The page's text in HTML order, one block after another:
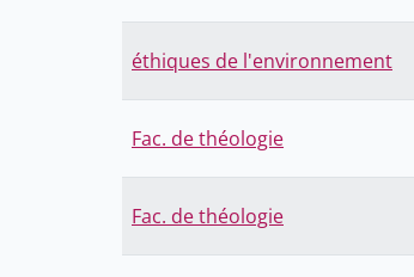
éthiques de l'environnement
Fac. de théologie
Fac. de théologie